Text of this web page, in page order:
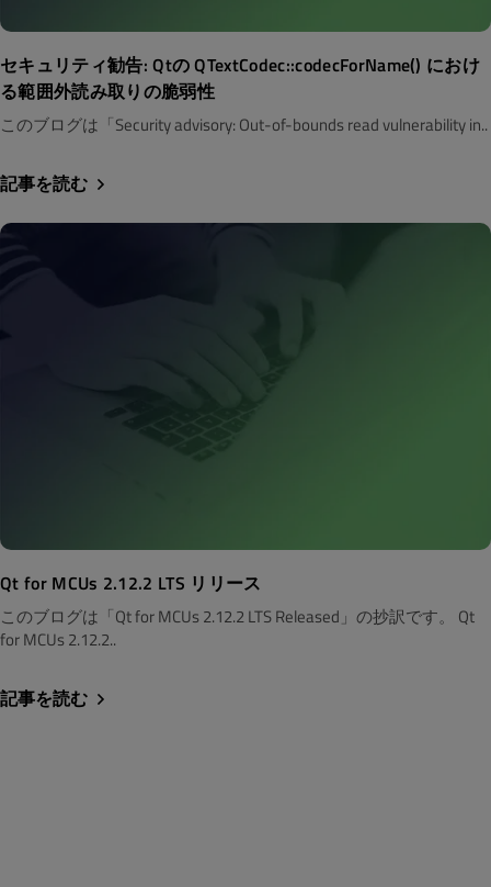
セキュリティ勧告: Qtの QTextCodec::codecForName() におけ
る範囲外読み取りの脆弱性
このブログは「Security advisory: Out-of-bounds read vulnerability in..
記事を読む
Qt for MCUs 2.12.2 LTS リリース
このブログは「Qt for MCUs 2.12.2 LTS Released」の抄訳です。 Qt
for MCUs 2.12.2..
記事を読む